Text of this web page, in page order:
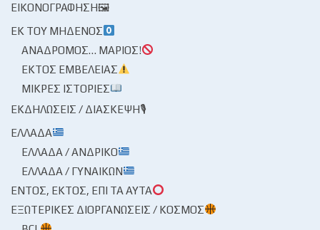
ΕΙΚΟΝΟΓΡΆΦΗΣΗ🖼
ΕΚ ΤΟΥ ΜΗΔΕΝΌΣ
ΑΝΆΔΡΟΜΟΣ… ΜΆΡΙΟΣ!
ΕΚΤΌΣ ΕΜΒΈΛΕΙΑΣ
ΜΙΚΡΈΣ ΙΣΤΟΡΊΕΣ
ΕΚΔΗΛΏΣΕΙΣ / ΔΙΆΣΚΕΨΗ🎙
ΕΛΛΆΔΑ
ΕΛΛΆΔΑ / ΑΝΔΡΙΚΌ
ΕΛΛΆΔΑ / ΓΥΝΑΙΚΏΝ
ΕΝΤΌΣ, ΕΚΤΌΣ, ΕΠΊ ΤΑ ΑΥΤΆ
ΕΞΩΤΕΡΙΚΈΣ ΔΙΟΡΓΑΝΏΣΕΙΣ / ΚΌΣΜΟΣ